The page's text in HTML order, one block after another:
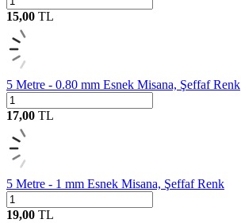
15,00 TL
5 Metre - 0.80 mm Esnek Misana, Şeffaf Renk
17,00 TL
5 Metre - 1 mm Esnek Misana, Şeffaf Renk
19,00 TL